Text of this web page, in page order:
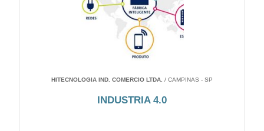
HITECNOLOGIA IND. COMERCIO LTDA. / CAMPINAS - SP
INDUSTRIA 4.0